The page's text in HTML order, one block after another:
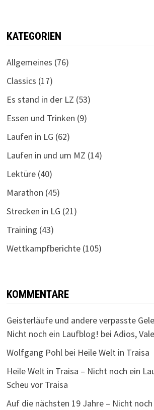
KATEGORIEN
Allgemeines (76)
Classics (17)
Es stand in der LZ (53)
Essen und Trinken (9)
Laufen in LG (62)
Laufen in und um MZ (14)
Lektüre(40)
Marathon (45)
Strecken in LG (21)
Training (43)
Wettkampfberichte(105)
KOMMENTARE
Geisterläufe und andere verpasste
Nicht noch ein Laufblog! bei Adios,
Wolfgang Pohlbei Heile Welt in Traisa
Heile Welt in Traisa – Nicht noch ein
Scheu vor Traisa
Auf die nächsten 19 Jahre – Nicht